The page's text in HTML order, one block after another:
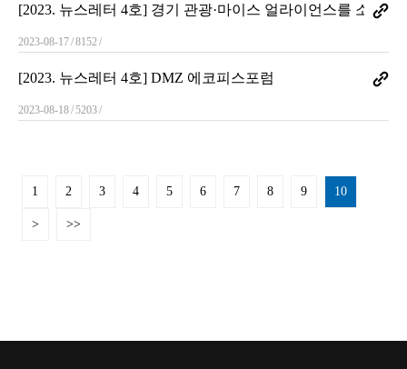
[2023. 뉴스레터 4호] 경기 관광·마이스 얼라이언스를 소개합
2023-08-17 8152
[2023. 뉴스레터 4호] DMZ 에코피스포럼
2023-08-18 5203
1 2 3 4 5 6 7 8 9 10
> >>